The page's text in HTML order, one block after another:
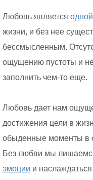
Любовь является одной
жизни, и без нее
бессмысленным.
ощущению пустоты и
заполнить чем-то еще.
Любовь дает нам
достижения цели в
обыденные моменты в
Без любви мы
эмоции и